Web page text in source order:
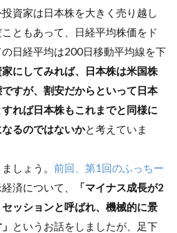
資家は日本株を大きく売り越し
ともあって、日経平均株価をド
日経平均は200日移動平均線を下
にしてみれば、日本株は米国株
すが、割安だからといって日本
れば日本株もこれまでと同様に
るのではないかと考えていま
しょう。 前回、第1回のふっちー
済について、
「マイナス成長が2
ッションと呼ばれ、機械的に景
というお話をしましたが、足下